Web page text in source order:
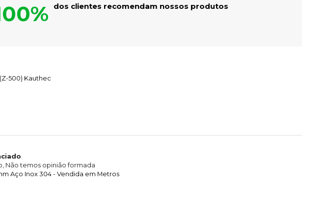
dos clientes recomendam nossos produtos
500) Kauthec
Não temos opinião formada
Aço Inox 304 - Vendida em Metros